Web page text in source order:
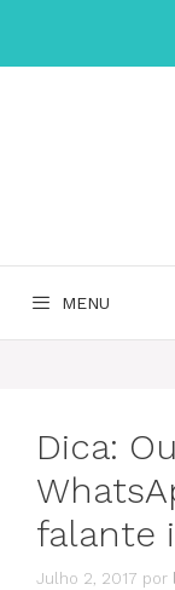
o
MENU
Dica:
falante
Julho 2, 2017 por